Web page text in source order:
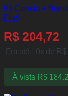
Kit Correia +
Fire)
R$ 204,72
Em até 10x de R$
À vista R$